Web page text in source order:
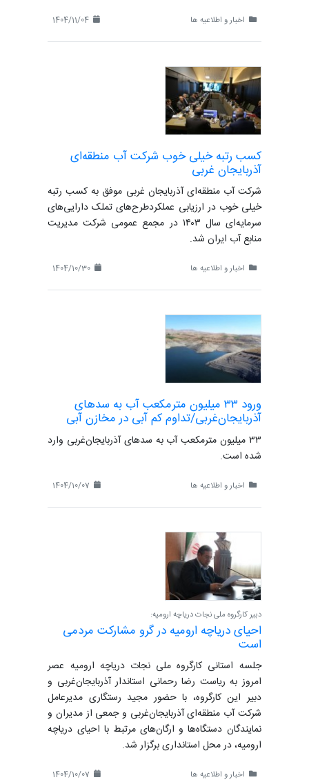
اخبار و اطلاعیه ها
کسب رتبه خیلی خوب شرکت آب منطقه‌ای
آذربایجان غربی
شرکت آب منطقه‌ای آذربایجان غربی موفق به کسب رتبه
خیلی خوب در ارزیابی عملکردطرح‌های تملک دارایی‌های
سرمایه‌ای سال ۱۴۰۳ در مجمع عمومی شرکت مدیریت
منابع آب ایران شد.
اخبار و اطلاعیه ها
ورود ۳۳ میلیون مترمکعب آب به سد‌های
آذربایجان‌غربی/تداوم ‌کم آبی در مخازن آبی
۳۳ میلیون مترمکعب آب به سد‌های آذربایجان‌غربی وارد
شده است.
اخبار و اطلاعیه ها
دبیر کارگروه ملی نجات دریاچه ارومیه:
احیای دریاچه ارومیه در گرو مشارکت مردمی
است
جلسه استانی کارگروه ملی نجات دریاچه ارومیه عصر
امروز به ریاست رضا رحمانی استاندار آذربایجان‌غربی و
دبیر این کارگروه، با حضور مجید رستگاری مدیرعامل
شرکت آب منطقه‌ای آذربایجان‌غربی و جمعی از مدیران و
نمایندگان دستگاه‌ها و ارگان‌های مرتبط با احیای دریاچه
ارومیه، در محل استانداری برگزار شد.
اخبار و اطلاعیه ها